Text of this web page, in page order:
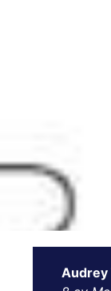
Audrey